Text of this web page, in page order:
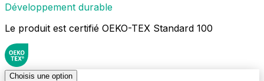
Développement durable
Le produit est certifié OEKO-TEX Standard 100
Choisis une option